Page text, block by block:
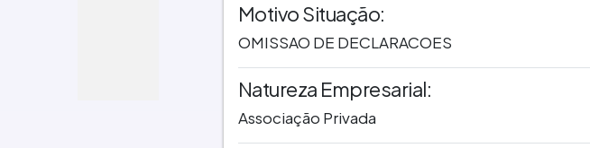
Motivo Situação:
OMISSAO DE DECLARACOES
Natureza Empresarial:
Associação Privada